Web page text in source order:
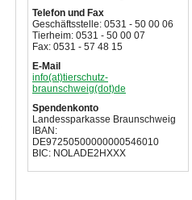
Telefon und Fax
Geschäftsstelle: 0531 - 50 00 06
Tierheim: 0531 - 50 00 07
Fax: 0531 - 57 48 15
E-Mail
info(at)tierschutz-
braunschweig(dot)de
Spendenkonto
Landessparkasse Braunschweig
IBAN:
DE97250500000000546010
BIC: NOLADE2HXXX